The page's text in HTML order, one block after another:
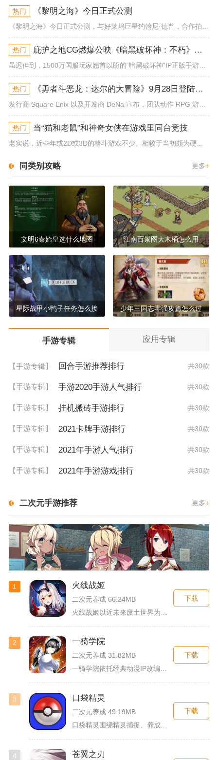
热门 《黎明之海》今日正式公测
热门 庇护之地CG燃爆公映《暗黑破坏神：不朽》今日全平台上线
虽迟但到，1500万国服玩家翘首以盼的“暗黑破坏神”IP正版手游《暗黑破坏神：不朽》已于今日全平台上线！动作RPG王者再...
热门 《勇者斗恶龙：达尔的大冒险》9月28日登陆苹果谷歌应用商店
发行商 Square Enix 以及开发商 DeNa 宣布，团队动作 RPG 游戏《勇者斗恶龙：达尔的大冒险 魂之绊》将...
热门 当“猫和老鼠”和神奇女侠在游戏里同台竞技
同类别攻略 更多+
文明6秦始皇选什么地图 江南百景图大木桶怎么用
星际战甲小鸭子任务怎么接 少年三国志零强攻篇怎么过
手游专辑 应用专辑
【手游专辑】 回合手游推荐排行 共30款
【手游专辑】 手游2020手游人气排行 共30款
【手游专辑】 挂机搬砖手游排行 共30款
【手游专辑】 2021卡牌手游排行 共30款
【手游专辑】 2021年手游人气排行 共30款
【手游专辑】 2021年手游游戏排行 共30款
二次元手游推荐 更多+
1 火线战姬
二次元养成 66.24MB
下载
2 一骑学院
二次元养成 31.82MB
一骑学院依托经典动漫IP改编，把三国武将化身学院少女角色，主...
下载
3 口袋精灵
二次元养成 49.19MB
下载
4 苍翼之刃